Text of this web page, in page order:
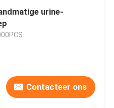
urine-
Contacteer ons